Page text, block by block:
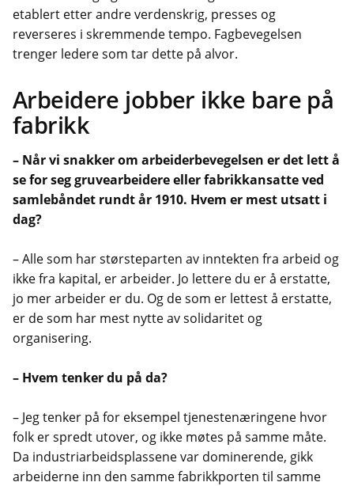
etablert etter andre verdenskrig, presses og
reverseres i skremmende tempo. Fagbevegelsen
trenger ledere som tar dette på alvor.
Arbeidere jobber ikke bare på
fabrikk
– Når vi snakker om arbeiderbevegelsen er det lett å
se for seg gruvearbeidere eller fabrikkansatte ved
samlebåndet rundt år 1910. Hvem er mest utsatt i
dag?
– Alle som har størsteparten av inntekten fra arbeid og
ikke fra kapital, er arbeider. Jo lettere du er å erstatte,
jo mer arbeider er du. Og de som er lettest å erstatte,
er de som har mest nytte av solidaritet og
organisering.
– Hvem tenker du på da?
– Jeg tenker på for eksempel tjenestenæringene hvor
folk er spredt utover, og ikke møtes på samme måte.
Da industriarbeidsplassene var dominerende, gikk
arbeiderne inn den samme fabrikkporten til samme